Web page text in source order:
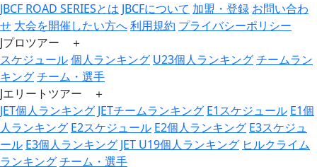
JBCF ROAD SERIESとは JBCFについて 加盟・登録 お問い合わ
せ 大会を開催したい方へ利用規約 プライバシーポリシー
Jプロツアー ＋
スケジュール個人ランキング U23個人ランキングチームラン
キングチーム・選手
Jエリートツアー ＋
JET個人ランキング JETチームランキング E1スケジュール E1個
人ランキング E2スケジュール E2個人ランキング E3スケジュ
ール E3個人ランキング JET U19個人ランキング ヒルクライム
ランキングチーム・選手